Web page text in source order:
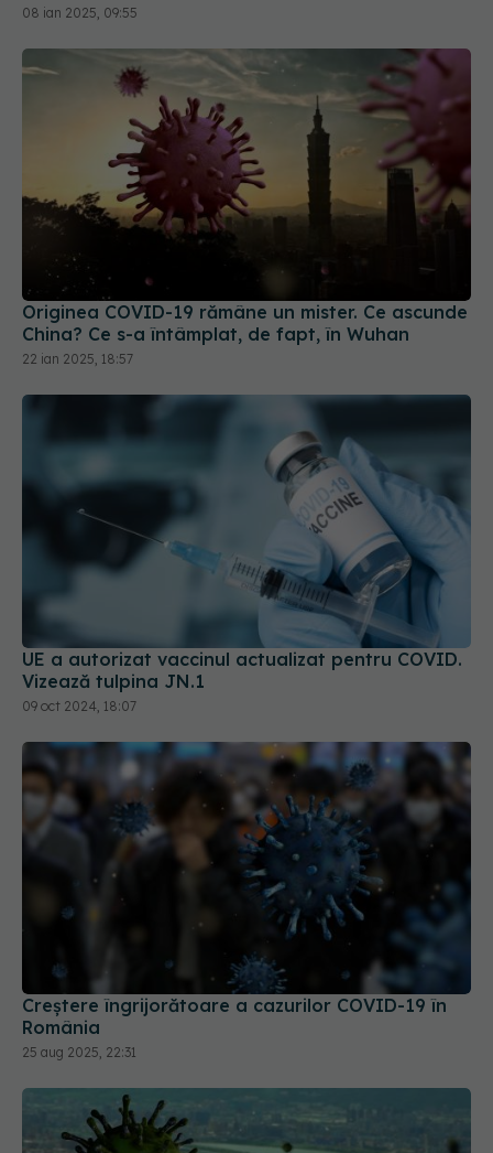
Originea COVID-19 rămâne un mister. Ce ascunde
China? Ce s-a întâmplat, de fapt, în Wuhan
22 ian 2025, 18:57
UE a autorizat vaccinul actualizat pentru COVID.
Vizează tulpina JN.1
09 oct 2024, 18:07
Creștere îngrijorătoare a cazurilor COVID-19 în
România
25 aug 2025, 22:31